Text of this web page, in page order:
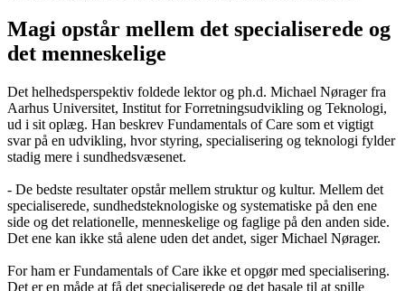
Magi opstår mellem det specialiserede og
det menneskelige
Det helhedsperspektiv foldede lektor og ph.d. Michael Nørager fra
Aarhus Universitet, Institut for Forretningsudvikling og Teknologi,
ud i sit oplæg. Han beskrev Fundamentals of Care som et vigtigt
svar på en udvikling, hvor styring, specialisering og teknologi fylder
stadig mere i sundhedsvæsenet.
- De bedste resultater opstår mellem struktur og kultur. Mellem det
specialiserede, sundhedsteknologiske og systematiske på den ene
side og det relationelle, menneskelige og faglige på den anden side.
Det ene kan ikke stå alene uden det andet, siger Michael Nørager.
For ham er Fundamentals of Care ikke et opgør med specialisering.
Det er en måde at få det specialiserede og det basale til at spille